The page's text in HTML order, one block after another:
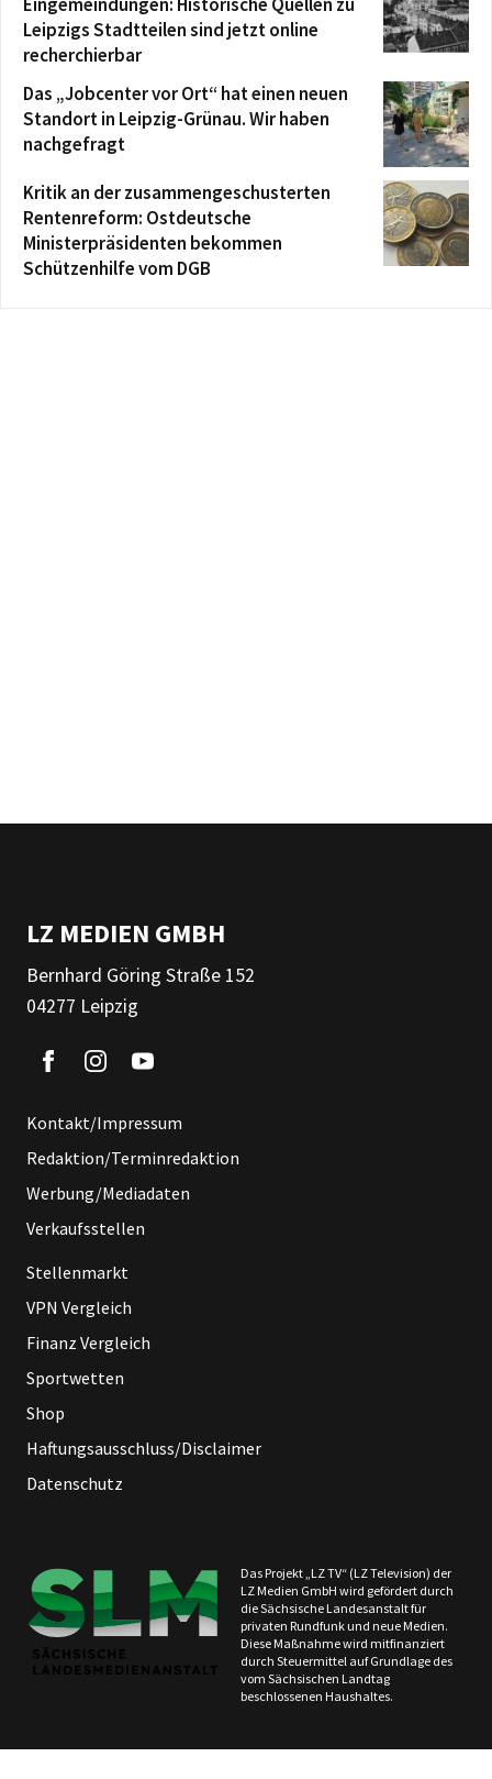
Leipzigs Stadtteilen sind jetzt online
recherchierbar
Das „Jobcenter vor Ort“ hat einen neuen
Standort in Leipzig-Grünau. Wir haben
nachgefragt
Kritik an der zusammengeschusterten
Rentenreform: Ostdeutsche
Ministerpräsidenten bekommen
Schützenhilfe vom DGB
LZ MEDIEN GMBH
Bernhard Göring Straße 152
04277 Leipzig
Kontakt/Impressum
Redaktion/Terminredaktion
Werbung/Mediadaten
Verkaufsstellen
Stellenmarkt
VPN Vergleich
Finanz Vergleich
Sportwetten
Shop
Haftungsausschluss/Disclaimer
Datenschutz
Das Projekt „LZ TV“ (LZ Television) der
LZ Medien GmbH wird gefördert durch
die Sächsische Landesanstalt für
privaten Rundfunk und neue Medien.
Diese Maßnahme wird mitfinanziert
durch Steuermittel auf Grundlage des
vom Sächsischen Landtag
beschlossenen Haushaltes.